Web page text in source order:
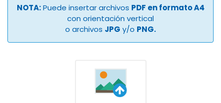
NOTA:Puede insertar archivos PDF en formato A4
con orientación vertical
o archivos JPG y/o PNG.